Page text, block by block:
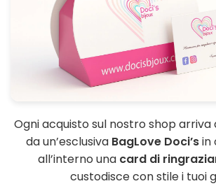
Ogni acquisto sul nostro shop
da un’esclusiva BagLove Doci’sin
all’interno una card di
custodisce con stile i tuoi